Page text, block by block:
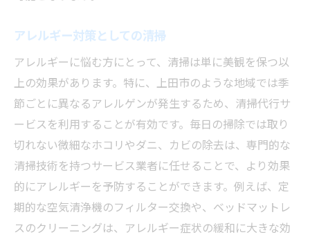
アレルギー対策としての清掃
アレルギーに悩む方にとって、清掃は単に美観を保つ以
上の効果があります。特に、上田市のような地域では季
節ごとに異なるアレルゲンが発生するため、清掃代行サ
ービスを利用することが有効です。毎日の掃除では取り
切れない微細なホコリやダニ、カビの除去は、専門的な
清掃技術を持つサービス業者に任せることで、より効果
的にアレルギーを予防することができます。例えば、定
期的な空気清浄機のフィルター交換や、ベッドマットレ
スのクリーニングは、アレルギー症状の緩和に大きな効